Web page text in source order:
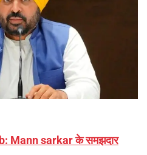
Mann sarkar के समझदार